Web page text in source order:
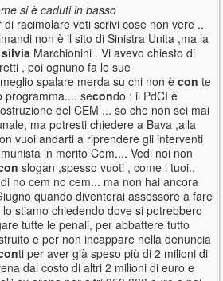
si è caduti in basso
racimolare voti scrivi cose non vere ..
non è il sito di Sinistra Unita ,ma la
silvia Marchionini . Vi avevo chiesto di
, poi ognuno fa le sue
spalare merda su chi non è con te
programma.... secondo : il PdCI è
del CEM ... so che non sei mai
ma potresti chiedere a Bava ,alla
vuoi andarti a riprendere gli interventi
in merito Cem.... Vedi noi non
slogan ,spesso vuoti , come i tuoi..
no cem no cem... ma non hai ancora
quando diventerai assessore a fare
stiamo chiedendo dove si potrebbero
tutte le penali, per abbattere tutto
e per non incappare nella denuncia
ti per aver già speso più di 2 milioni di
dal costo di altri 2 milioni di euro e